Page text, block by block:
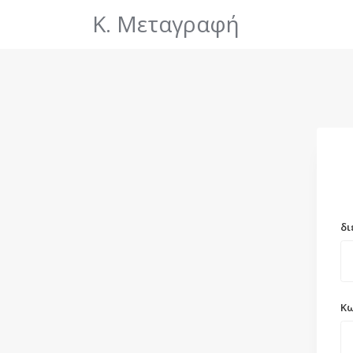
Κ. Μεταγραφή